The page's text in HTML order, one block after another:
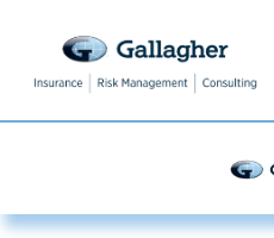
Job Search Page